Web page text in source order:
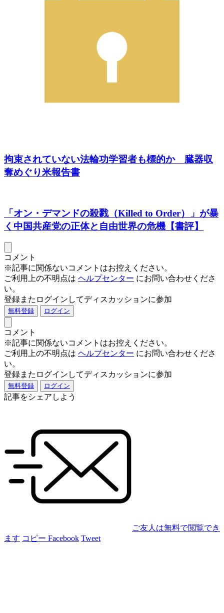
拘束されていない法輪功学習者も標的か 臓器収
奪めぐり米報告書
「オン・デマンドの殺戮（Killed to Order）」が暴
く中国共産党の正体と自由世界の危機【書評】
コメント
※記事に関係ないコメントはお控えください。
ご利用上の不明点は ヘルプセンター にお問い合わせくださ
い。
登録またログインしてディスカッションに参加
無料登録 ログイン
コメント
※記事に関係ないコメントはお控えください。
ご利用上の不明点は ヘルプセンター にお問い合わせくださ
い。
登録またログインしてディスカッションに参加
無料登録 ログイン
記事をシェアしよう
ご友人は無料で閲覧でき
ます コピー Facebook Tweet